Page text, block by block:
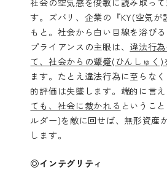
す。ズバリ、企業の『KY(空気が
もと。社会から白い目線を浴び
プライアンスの主眼は、 違法行
て、社会からの顰蹙(ひんしゅく)
ます。たとえ違法行為に至らな
的評価は失墜します。端的に言え
ても、社会に裁かれる というこ
ルダー)を敵に回せば、無形資産
します。
◎インテグリティ